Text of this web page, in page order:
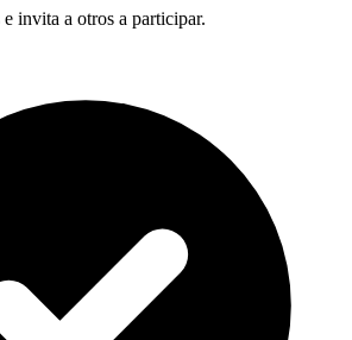
invita a otros a participar.